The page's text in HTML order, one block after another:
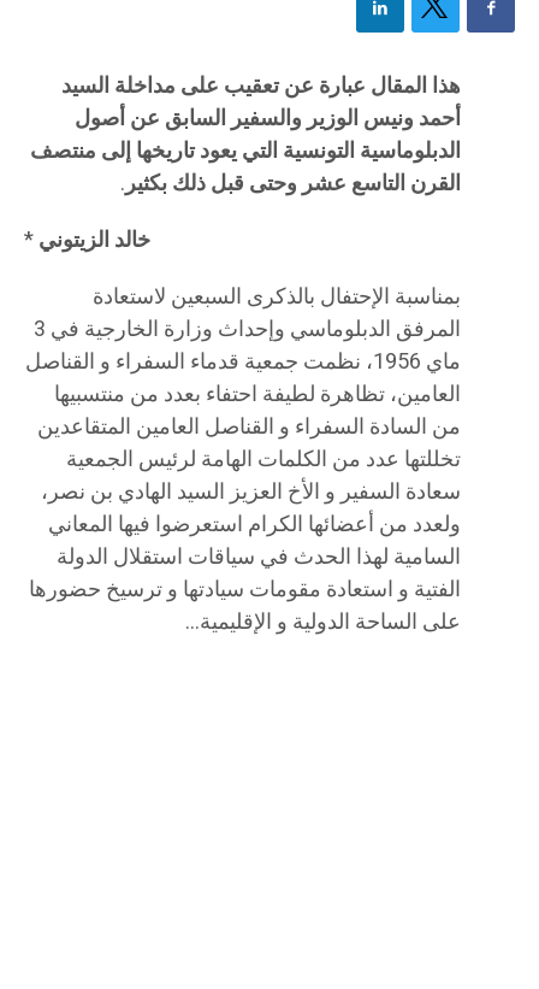
هذا المقال عبارة عن تعقيب على مداخلة السيد
أحمد ونيس الوزير والسفير السابق عن أصول
الدبلوماسية التونسية التي يعود تاريخها إلى منتصف
القرن التاسع عشر وحتى قبل ذلك بكثير.
خالد الزيتوني*
بمناسبة الإحتفال بالذكرى السبعين لاستعادة
المرفق الدبلوماسي وإحداث وزارة الخارجية في 3
ماي 1956، نظمت جمعية قدماء السفراء و القناصل
العامين، تظاهرة لطيفة احتفاء بعدد من منتسبيها
من السادة السفراء و القناصل العامين المتقاعدين
تخللتها عدد من الكلمات الهامة لرئيس الجمعية
سعادة السفير و الأخ العزيز السيد الهادي بن نصر،
ولعدد من أعضائها الكرام استعرضوا فيها المعاني
السامية لهذا الحدث في سياقات استقلال الدولة
الفتية و استعادة مقومات سيادتها و ترسيخ حضورها
على الساحة الدولية و الإقليمية…